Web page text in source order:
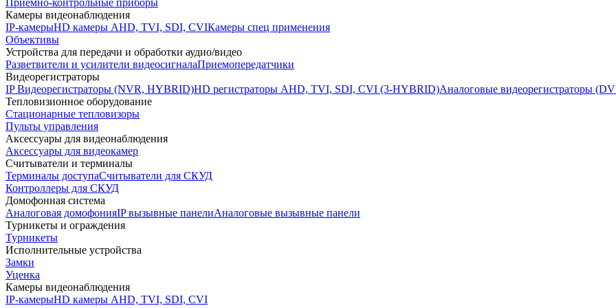
Приемно-контрольные приборы
Камеры видеонаблюдения
IP-камерыHD камеры AHD, TVI, SDI, CVIКамеры спец применения
Объективы
Устройства для передачи и обработки аудио/видео
Разветвители и усилители видеосигналаПриемопередатчики
Видеорегистраторы
IP Видеорегистраторы (NVR, HYBRID)HD регистраторы AHD, TVI, SDI, CVI (3-HYBRID)Аналоговые видеорегистраторы
Тепловизионное оборудование
Стационарные тепловизоры
Пульты управления
Аксессуары для видеонаблюдения
Аксессуары для видеокамер
Считыватели и терминалы
Терминалы доступаСчитыватели для СКУД
Контроллеры для СКУД
Домофонная система
Аналоговая домофонияIP вызывные панелиАналоговые вызывные панели
Турникеты и ограждения
Турникеты
Исполнительные устройства
Замки
Уценка
Камеры видеонаблюдения
IP-камерыHD камеры AHD, TVI, SDI, CVI